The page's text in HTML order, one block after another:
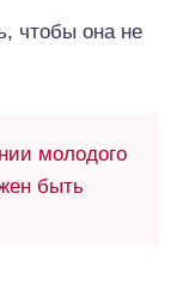
чтобы она не
молодого
быть